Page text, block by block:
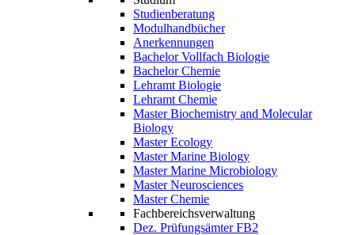
Studienberatung
Modulhandbücher
Anerkennungen
Bachelor Vollfach Biologie
Bachelor Chemie
Lehramt Biologie
Lehramt Chemie
Master Biochemistry and Molecular
Biology
Master Ecology
Master Marine Biology
Master Marine Microbiology
Master Neurosciences
Master Chemie
Fachbereichsverwaltung
Dez. Prüfungsämter FB2